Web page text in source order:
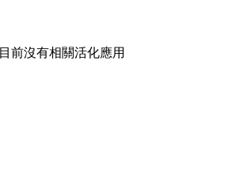
目前沒有相關活化應用